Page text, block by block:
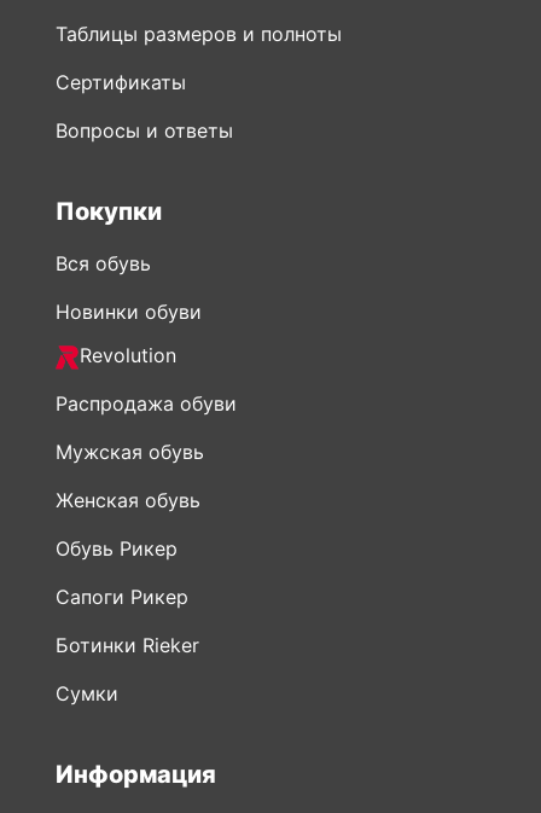
Таблицы размеров и полноты
Сертификаты
Вопросы и ответы
Покупки
Вся обувь
Новинки обуви
Revolution
Распродажа обуви
Мужская обувь
Женская обувь
Обувь Рикер
Сапоги Рикер
Ботинки Rieker
Сумки
Информация